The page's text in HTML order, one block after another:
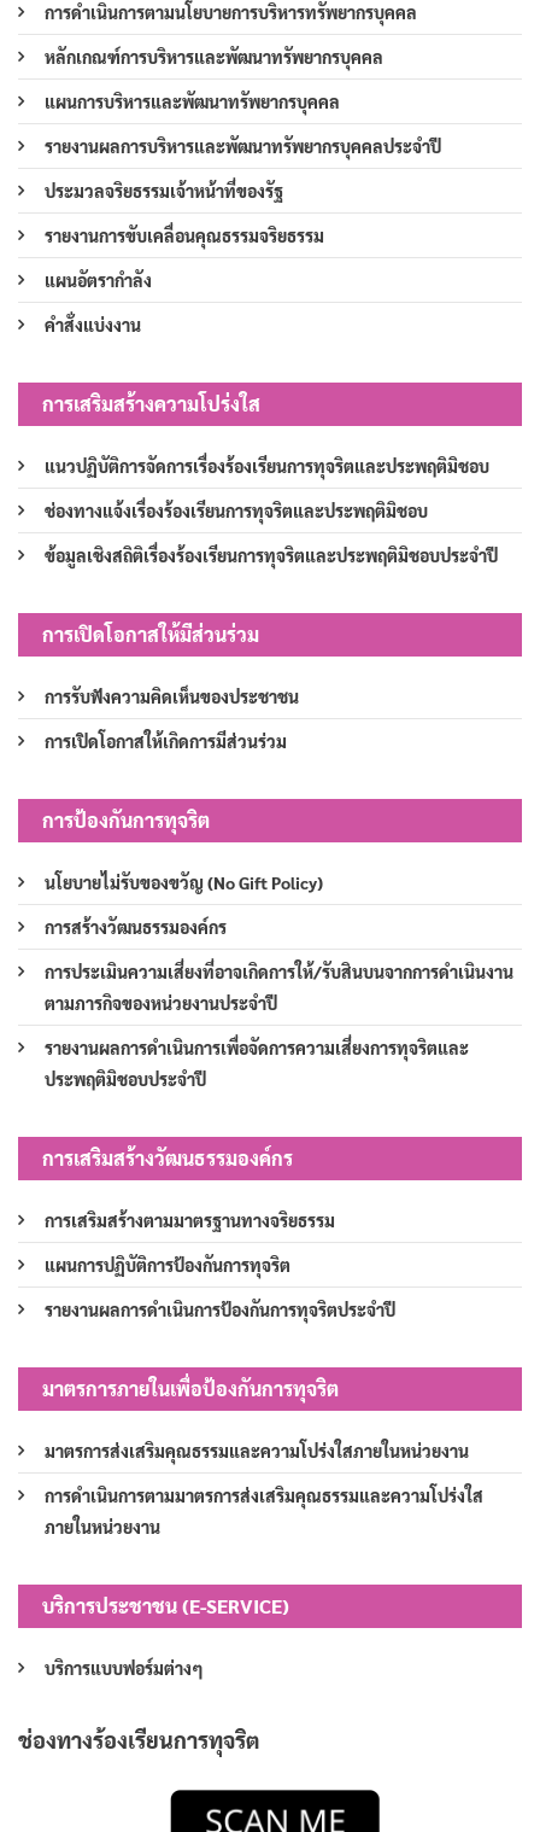
การดำเนินการตามนโยบายการบริหารทรัพยากรบุคคล
หลักเกณฑ์การบริหารและพัฒนาทรัพยากรบุคคล
แผนการบริหารและพัฒนาทรัพยากรบุคคล
รายงานผลการบริหารและพัฒนาทรัพยากรบุคคลประจำปี
ประมวลจริยธรรมเจ้าหน้าที่ของรัฐ
รายงานการขับเคลื่อนคุณธรรมจริยธรรม
แผนอัตรากำลัง
คำสั่งแบ่งงาน
การเสริมสร้างความโปร่งใส
แนวปฏิบัติการจัดการเรื่องร้องเรียนการทุจริตและประพฤติมิชอบ
ช่องทางแจ้งเรื่องร้องเรียนการทุจริตและประพฤติมิชอบ
ข้อมูลเชิงสถิติเรื่องร้องเรียนการทุจริตและประพฤติมิชอบประจำปี
การเปิดโอกาสให้มีส่วนร่วม
การรับฟังความคิดเห็นของประชาชน
การเปิดโอกาสให้เกิดการมีส่วนร่วม
การป้องกันการทุจริต
นโยบายไม่รับของขวัญ (No Gift Policy)
การสร้างวัฒนธรรมองค์กร
การประเมินความเสี่ยงที่อาจเกิดการให้/รับสินบนจากการดำเนินงาน
ตามภารกิจของหน่วยงานประจำปี
รายงานผลการดำเนินการเพื่อจัดการความเสี่ยงการทุจริตและ
ประพฤติมิชอบประจำปี
การเสริมสร้างวัฒนธรรมองค์กร
การเสริมสร้างตามมาตรฐานทางจริยธรรม
แผนการปฏิบัติการป้องกันการทุจริต
รายงานผลการดำเนินการป้องกันการทุจริตประจำปี
มาตรการภายในเพื่อป้องกันการทุจริต
มาตรการส่งเสริมคุณธรรมและความโปร่งใสภายในหน่วยงาน
การดำเนินการตามมาตรการส่งเสริมคุณธรรมและความโปร่งใส
ภายในหน่วยงาน
บริการประชาชน (E-SERVICE)
บริการแบบฟอร์มต่างๆ
ช่องทางร้องเรียนการทุจริต